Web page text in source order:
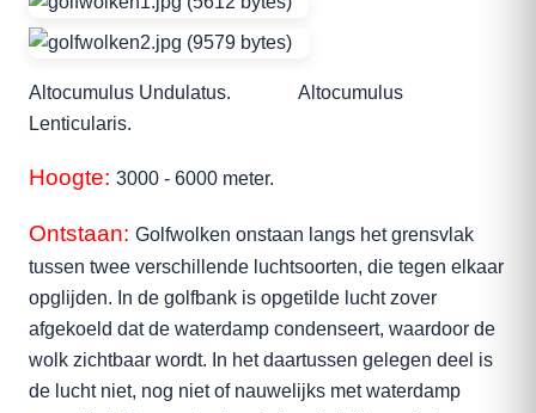
Altocumulus Undulatus. Altocumulus
Lenticularis.
Hoogte: 3000 - 6000 meter.
Ontstaan: Golfwolken onstaan langs het grensvlak
tussen twee verschillende luchtsoorten, die tegen elkaar
opglijden. In de golfbank is opgetilde lucht zover
afgekoeld dat de waterdamp condenseert, waardoor de
wolk zichtbaar wordt. In het daartussen gelegen deel is
de lucht niet, nog niet of nauwelijks met waterdamp